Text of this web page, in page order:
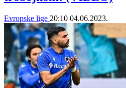
Evropske lige 20:10 04.06.2023.